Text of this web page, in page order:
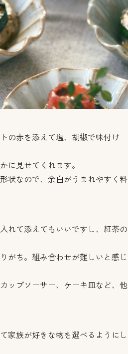
の赤を添えて塩、胡椒で味付け
に見せてくれます。
状なので、余白がうまれやすく料
れて添えてもいいですし、紅茶の
がち。組み合わせが難しいと感じ
ップソーサー、ケーキ皿など、他
家族が好きな物を選べるようにし